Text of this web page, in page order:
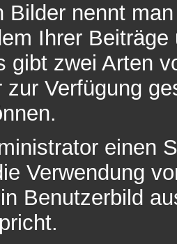
Bilder nennt
Ihrer
gibt zwei Arten
zur Verfügung
einen
Verwendung
Benutzerbild